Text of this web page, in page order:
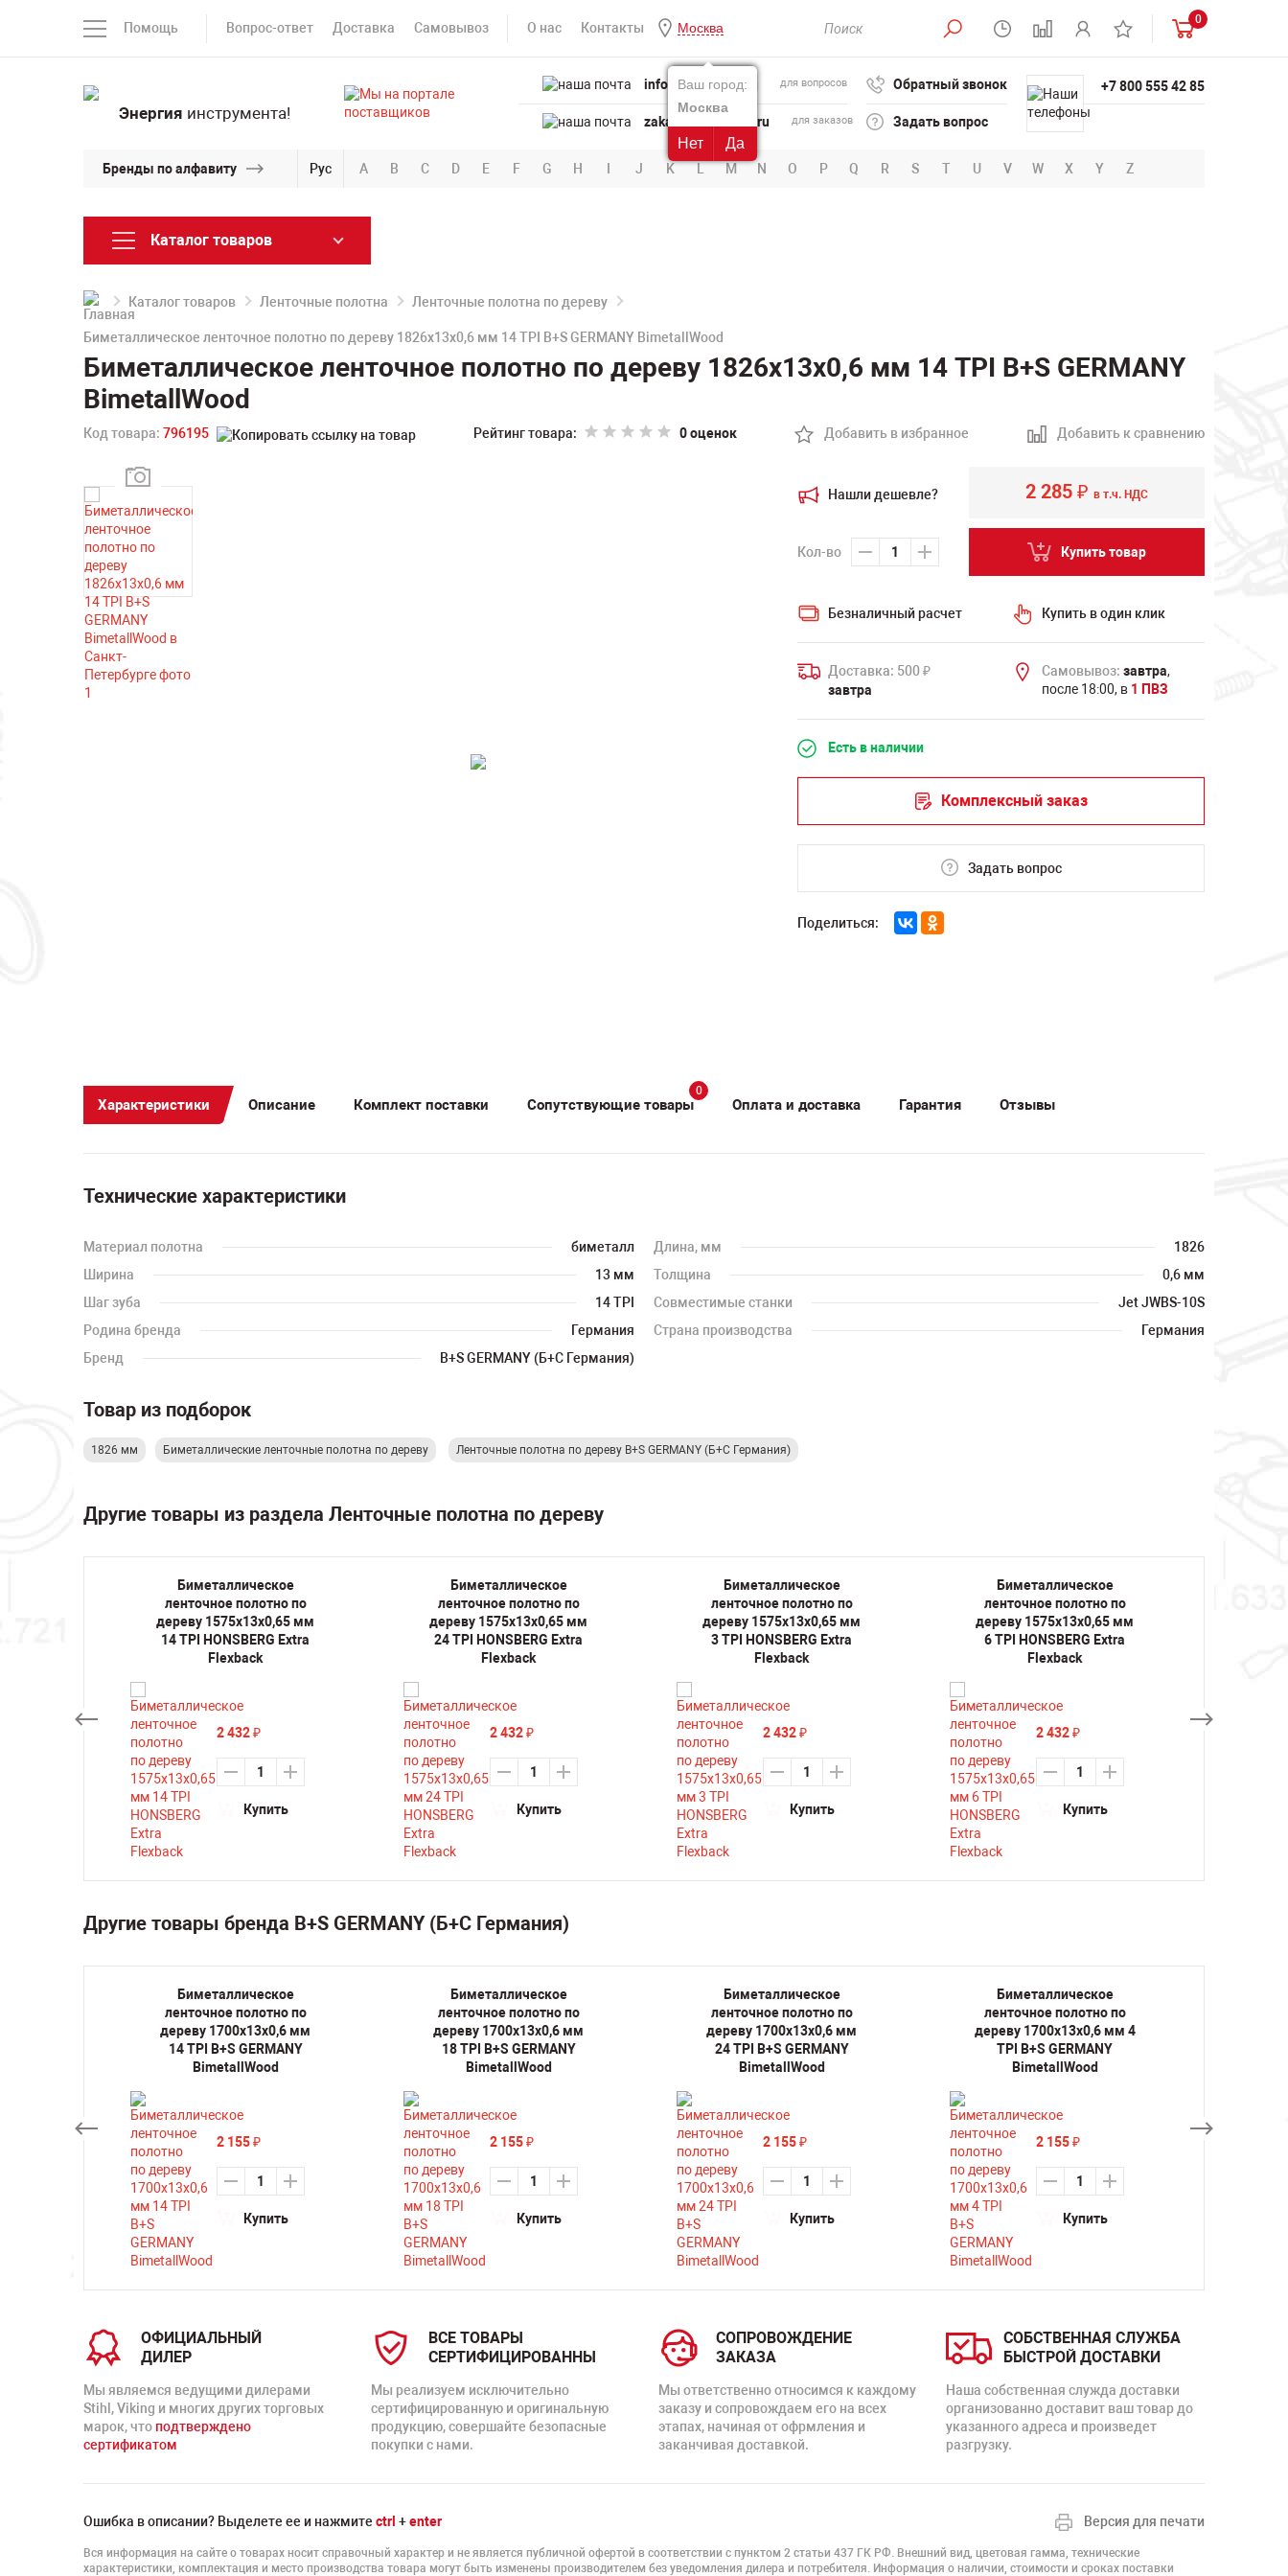
Помощь Вопрос-ответ Доставка Самовывоз О нас Контакты Москва
Ваш город:
Москва
Нет Да
0
Энергия инструмента!
info@powertool.ru для вопросов
zakaz@powertool.ru для заказов
Обратный звонок
Задать вопрос
+7 800 555 42 85
Бренды по алфавиту Рус A B C D E F G H I J K L M N O P Q R S T U V W X Y Z
Каталог товаров
Каталог товаров Ленточные полотна Ленточные полотна по дереву
Биметаллическое ленточное полотно по дереву 1826х13х0,6 мм 14 TPI B+S GERMANY BimetallWood
Биметаллическое ленточное полотно по дереву 1826х13х0,6 мм 14 TPI B+S GERMANY
BimetallWood
Код товара: 796195 Рейтинг товара: 0 оценок Добавить в избранное Добавить к сравнению
Нашли дешевле?
Кол-во
2 285 ₽ в т.ч. НДС
Купить товар
Безналичный расчет Купить в один клик
Доставка: 500 ₽
завтра
Самовывоз: завтра,
после 18:00, в 1 ПВЗ
Есть в наличии
Комплексный заказ
Задать вопрос
Поделиться:
Характеристики Описание Комплект поставки Сопутствующие товары
0
Оплата и доставка Гарантия Отзывы
Технические характеристики
Материал полотна биметалл Длина, мм
1826
Ширина
13 мм Толщина
0,6 мм
Шаг зуба
14 TPI Совместимые станки
Jet JWBS-10S
Родина бренда
Германия Страна производства
Германия
Бренд
B+S GERMANY (Б+С Германия)
Товар из подборок
1826 мм Биметаллические ленточные полотна по дереву Ленточные полотна по дереву B+S GERMANY (Б+С Германия)
Другие товары из раздела Ленточные полотна по дереву
Биметаллическое
ленточное полотно по
дереву 1575х13х0,65 мм
14 TPI HONSBERG Extra
Flexback
2 432 ₽
Купить
Биметаллическое
ленточное полотно по
дереву 1575х13х0,65 мм
24 TPI HONSBERG Extra
Flexback
2 432 ₽
Купить
Биметаллическое
ленточное полотно по
дереву 1575х13х0,65 мм
3 TPI HONSBERG Extra
Flexback
2 432 ₽
Купить
Биметаллическое
ленточное полотно по
дереву 1575х13х0,65 мм
6 TPI HONSBERG Extra
Flexback
2 432 ₽
Купить
Другие товары бренда B+S GERMANY (Б+С Германия)
Биметаллическое
ленточное полотно по
дереву 1700х13х0,6 мм
14 TPI B+S GERMANY
BimetallWood
2 155 ₽
Купить
Биметаллическое
ленточное полотно по
дереву 1700х13х0,6 мм
18 TPI B+S GERMANY
BimetallWood
2 155 ₽
Купить
Биметаллическое
ленточное полотно по
дереву 1700х13х0,6 мм
24 TPI B+S GERMANY
BimetallWood
2 155 ₽
Купить
Биметаллическое
ленточное полотно по
дереву 1700х13х0,6 мм 4
TPI B+S GERMANY
BimetallWood
2 155 ₽
Купить
ОФИЦИАЛЬНЫЙ
ДИЛЕР
Мы являемся ведущими дилерами
Stihl, Viking и многих других торговых
марок, что подтверждено
сертификатом
ВСЕ ТОВАРЫ
СЕРТИФИЦИРОВАННЫ
Мы реализуем исключительно
сертифицированную и оригинальную
продукцию, совершайте безопасные
покупки с нами.
СОПРОВОЖДЕНИЕ
ЗАКАЗА
Мы ответственно относимся к каждому
заказу и сопровождаем его на всех
этапах, начиная от офрмления и
заканчивая доставкой.
СОБСТВЕННАЯ СЛУЖБА
БЫСТРОЙ ДОСТАВКИ
Наша собственная служда доставки
организованно доставит ваш товар до
указанного адреса и произведет
разгрузку.
Ошибка в описании? Выделете ее и нажмите ctrl +enter Версия для печати
Вся информация на сайте о товарах носит справочный характер и не является публичной офертой в соответствии с пунктом 2 статьи 437 ГК РФ. Внешний вид, цветовая гамма, технические
характеристики, комплектация и место производства товара могут быть изменены производителем без уведомления дилера и потребителя. Информация о наличии, стоимости и сроках поставки